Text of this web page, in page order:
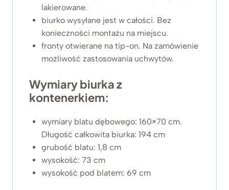
lakierowane.
biurko wysyłane jest w całości. Bez
konieczności montażu na miejscu.
fronty otwierane na tip-on. Na zamówienie
możliwość zastosowania uchwytów.
Wymiary biurka z
kontenerkiem:
wymiary blatu dębowego: 160×70 cm.
Długość całkowita biurka: 194 cm
grubość blatu: 1,8 cm
wysokość: 73 cm
wysokość pod blatem: 69 cm